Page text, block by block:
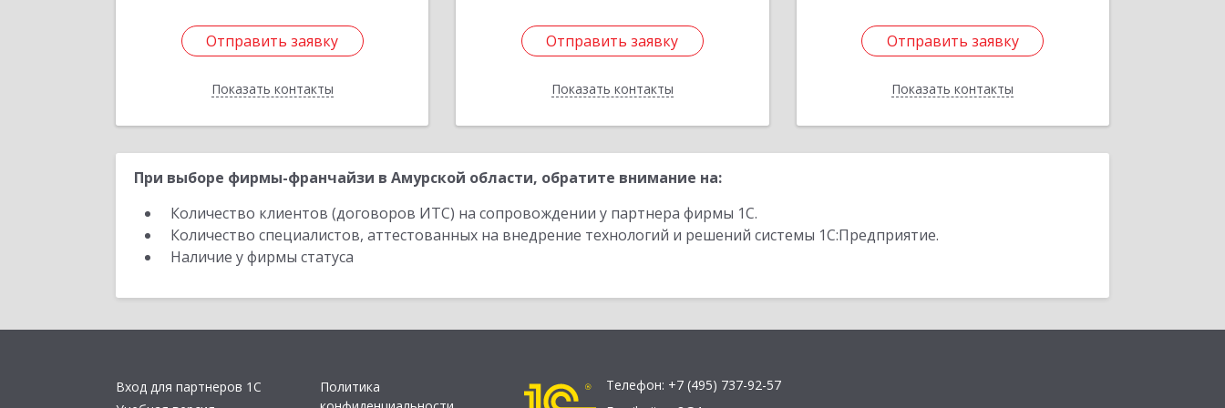
Отправить заявку
Показать контакты
Отправить заявку
Назад
Отправить заявку
Показать контакты
Отправить заявку
Назад
Отправить заявку
Показать контакты
Отправить заявку
Назад
При выборе фирмы-франчайзи в Амурской области, обратите внимание на:
Количество клиентов (договоров ИТС) на сопровождении у партнера фирмы 1С.
Количество специалистов, аттестованных на внедрение технологий и решений системы 1С:Предприятие.
Наличие у фирмы статуса
Вход для партнеров 1С
Политика
Телефон: +7 (495) 737-92-57